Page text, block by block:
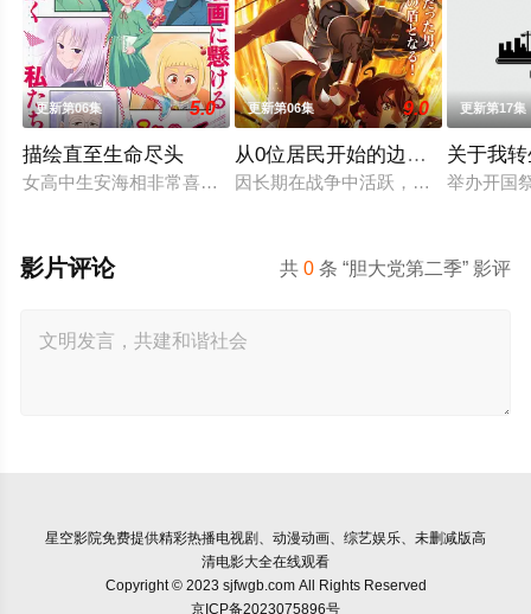
更新第06集 5.0
描绘直至生命尽头
女高中生安海相非常喜欢看漫画，尤其是 ☆野0 的《机器太与
更新第06集 9.0
从0位居民开始的边境领主大人
因长期在战争中活跃，而被称为〝
更新第17集
关于我
举办开国
共0 条 “胆大党第二季” 影评
影片评论
星空影院免费提供精彩热播电视剧、动漫动画、综艺娱乐、未删减版高
清电影大全在线观看
Copyright © 2023 sjfwgb.com All Rights Reserved
京ICP备2023075896号